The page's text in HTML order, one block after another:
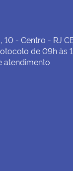
06/05/2026
Leiloeiros públicos:
10 - Centro - RJ
de 09h às
atendimento